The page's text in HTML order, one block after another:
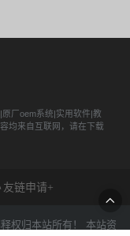
厂oem系统|实用软件|教
均来自互联网，请在下载
友链申请+
权归本站所有！ 本站资